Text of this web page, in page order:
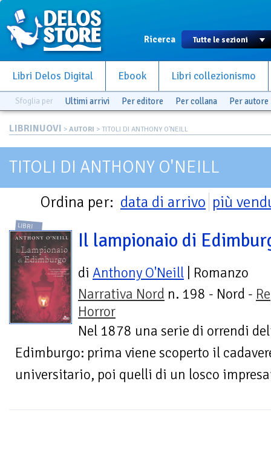
Ricerca
Libri Delos Digital Ebook Libri collezionismo
Sfoglia per Ultimi arrivi Per editore Per collana Per autore
LIBRINUOVI > AUTORI > TITOLI DI ANTHONY O'NEILL
TITOLI DI ANTHONY O'NEILL
Ordina per: data di arrivo più
LIBRI
Il lampionaio di
di Anthony O'Neill | Romanzo
Narrativa Nord n. 198 - Nord -
Horror
Nel 1878 una serie di orrendi
Edimburgo: prima viene scoperto il
universitario, poi quelli di un losco